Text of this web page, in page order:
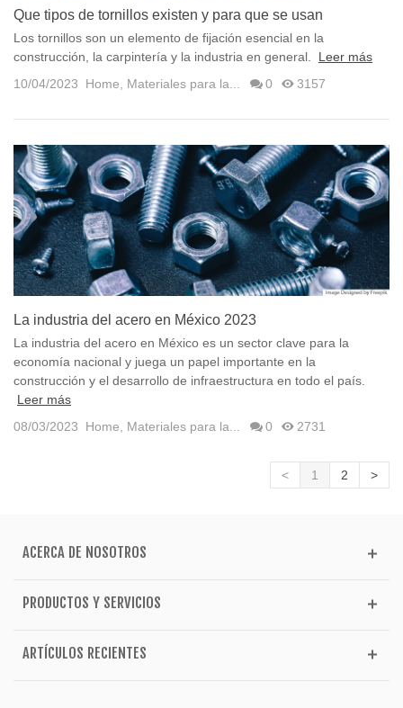
Que tipos de tornillos existen y para que se usan
Los tornillos son un elemento de fijación esencial en la
construcción, la carpintería y la industria en general.
Leer más
10/04/2023
Home, Materiales para la... 0 3157
La industria del acero en México 2023
La industria del acero en México es un sector clave para la
economía nacional y juega un papel importante en la
construcción y el desarrollo de infraestructura en todo el país.
Leer más
08/03/2023
Home Materiales para la... 0 2731
< 1 2 >
ACERCA DE NOSOTROS
PRODUCTOS Y SERVICIOS
ARTÍCULOS RECIENTES